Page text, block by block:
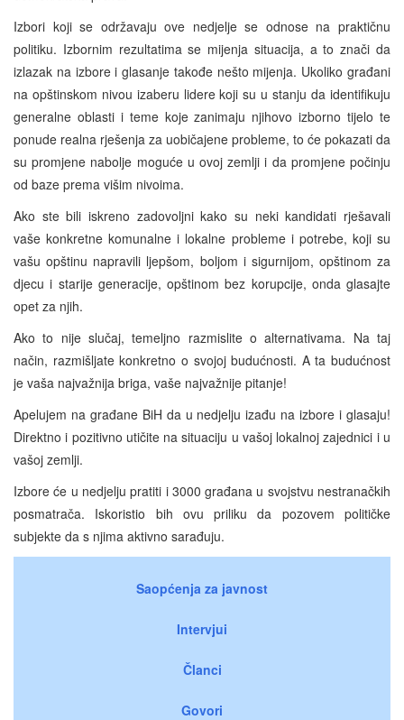
Izbori koji se održavaju ove nedjelje se odnose na praktičnu
politiku. Izbornim rezultatima se mijenja situacija, a to znači da
izlazak na izbore i glasanje takođe nešto mijenja. Ukoliko građani
na opštinskom nivou izaberu lidere koji su u stanju da identifikuju
generalne oblasti i teme koje zanimaju njihovo izborno tijelo te
ponude realna rješenja za uobičajene probleme, to će pokazati da
su promjene nabolje moguće u ovoj zemlji i da promjene počinju
od baze prema višim nivoima.
Ako ste bili iskreno zadovoljni kako su neki kandidati rješavali
vaše konkretne komunalne i lokalne probleme i potrebe, koji su
vašu opštinu napravili ljepšom, boljom i sigurnijom, opštinom za
djecu i starije generacije, opštinom bez korupcije, onda glasajte
opet za njih.
Ako to nije slučaj, temeljno razmislite o alternativama. Na taj
način, razmišljate konkretno o svojoj budućnosti. A ta budućnost
je vaša najvažnija briga, vaše najvažnije pitanje!
Apelujem na građane BiH da u nedjelju izađu na izbore i glasaju!
Direktno i pozitivno utičite na situaciju u vašoj lokalnoj zajednici i u
vašoj zemlji.
Izbore će u nedjelju pratiti i 3000 građana u svojstvu nestranačkih
posmatrača. Iskoristio bih ovu priliku da pozovem političke
subjekte da s njima aktivno sarađuju.
Saopćenja za javnost
Intervjui
Članci
Govori